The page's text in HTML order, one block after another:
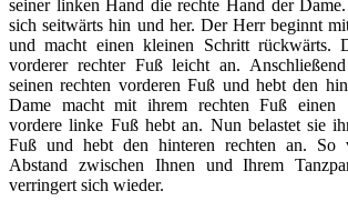
seiner linken Hand die rechte Hand der
sich seitwärts hin und her. Der Herr beginnt
und macht einen kleinen Schritt rückwärts.
vorderer rechter Fuß leicht an.
seinen rechten vorderen Fuß und hebt den
Dame macht mit ihrem rechten Fuß einen
vordere linke Fuß hebt an. Nun belastet sie
Fuß und hebt den hinteren rechten an. So
Abstand zwischen Ihnen und Ihrem
verringert sich wieder.